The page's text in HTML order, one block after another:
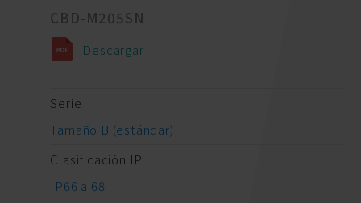
CBD-M205SN
Descargar
Serie
Tamaño B (estándar)
Clasificación IP
IP66 a 68